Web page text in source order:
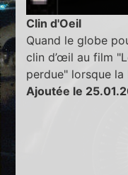
Clin d'Oeil
Quand le globe
clin d’œil au film
perdue" lorsque
Ajoutée le